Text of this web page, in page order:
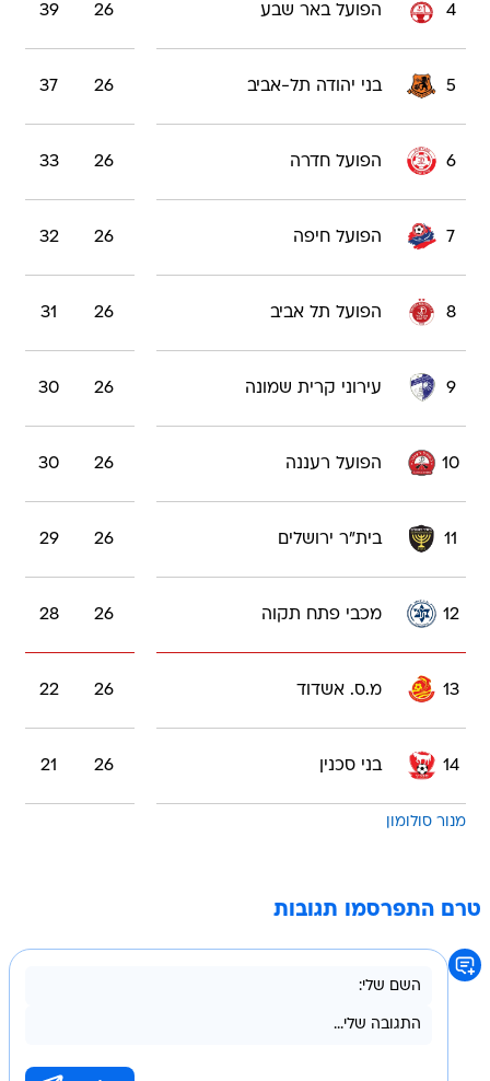
4 הפועל באר שבע 26
39
5 בני יהודה תל-אביב 26
37
6 הפועל חדרה 26
33
7 הפועל חיפה 26
32
8 הפועל תל אביב 26
31
9 עירוני קרית שמונה 26
30
10 הפועל רעננה 26
30
11 בית"ר ירושלים 26
29
12 מכבי פתח תקוה 26
28
13 מ.ס. אשדוד 26
22
14 בני סכנין 26
21
מנור סולומון
טרם התפרסמו תגובות